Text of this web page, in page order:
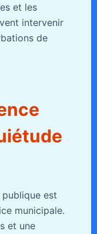
et les
intervenir
de
est
municipale.
et une